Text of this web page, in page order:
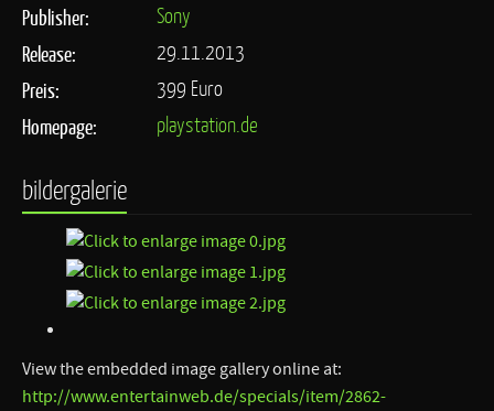
Publisher:
Sony
Release:
29.11.2013
Preis:
399 Euro
Homepage:
playstation.de
bildergalerie
View the embedded image gallery online at:
http://www.entertainweb.de/specials/item/2862-